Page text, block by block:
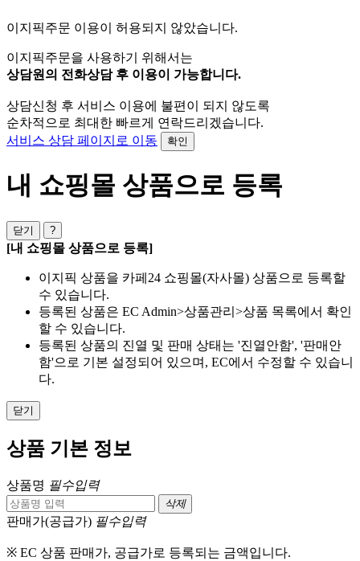
이지픽주문 이용이 허용되지 않았습니다.
이지픽주문을 사용하기 위해서는
상담원의 전화상담 후 이용이 가능합니다.
상담신청 후 서비스 이용에 불편이 되지 않도록
순차적으로 최대한 빠르게 연락드리겠습니다.
서비스 상담 페이지로 이동
확인
내 쇼핑몰 상품으로 등록
닫기 ?
[내 쇼핑몰 상품으로 등록]
이지픽 상품을 카페24 쇼핑몰(자사몰) 상품으로 등록할
수 있습니다.
등록된 상품은 EC Admin>상품관리>상품 목록에서 확인
할 수 있습니다.
등록된 상품의 진열 및 판매 상태는 '진열안함', '판매안
함'으로 기본 설정되어 있으며, EC에서 수정할 수 있습니
다.
닫기
상품 기본 정보
상품명 필수입력
삭제
판매가(공급가) 필수입력
※ EC 상품 판매가, 공급가로 등록되는 금액입니다.